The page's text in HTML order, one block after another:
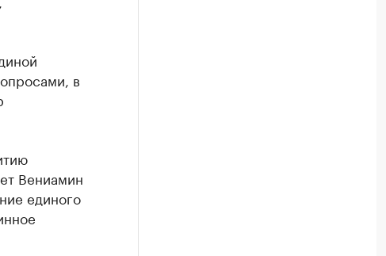
в
Вениамин
единого